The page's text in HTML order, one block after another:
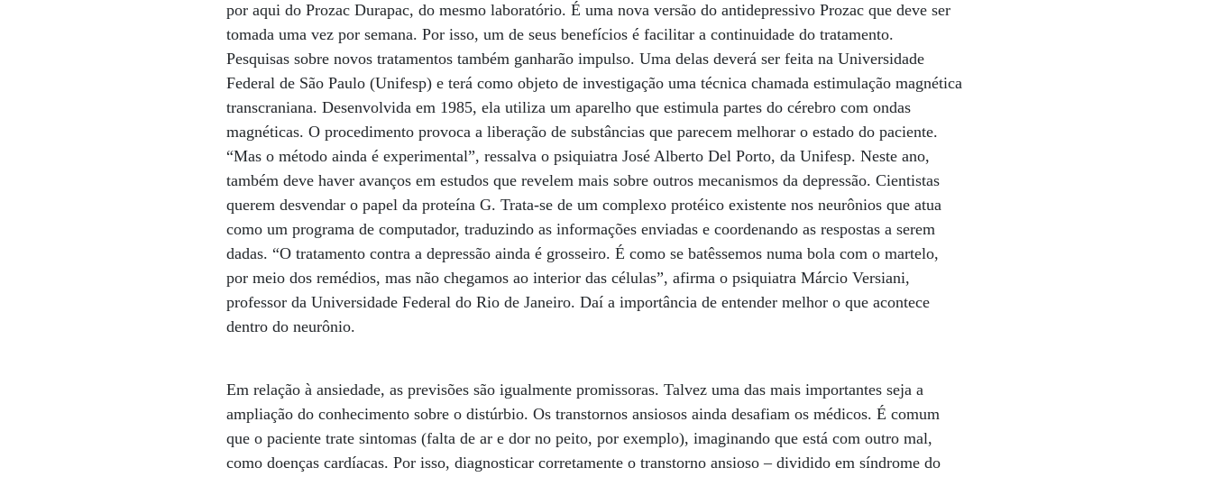
por aqui do Prozac Durapac, do mesmo laboratório. É uma nova versão do antidepressivo Prozac que deve ser
tomada uma vez por semana. Por isso, um de seus benefícios é facilitar a continuidade do tratamento.
Pesquisas sobre novos tratamentos também ganharão impulso. Uma delas deverá ser feita na Universidade
Federal de São Paulo (Unifesp) e terá como objeto de investigação uma técnica chamada estimulação magnética
transcraniana. Desenvolvida em 1985, ela utiliza um aparelho que estimula partes do cérebro com ondas
magnéticas. O procedimento provoca a liberação de substâncias que parecem melhorar o estado do paciente.
“Mas o método ainda é experimental”, ressalva o psiquiatra José Alberto Del Porto, da Unifesp. Neste ano,
também deve haver avanços em estudos que revelem mais sobre outros mecanismos da depressão. Cientistas
querem desvendar o papel da proteína G. Trata-se de um complexo protéico existente nos neurônios que atua
como um programa de computador, traduzindo as informações enviadas e coordenando as respostas a serem
dadas. “O tratamento contra a depressão ainda é grosseiro. É como se batêssemos numa bola com o martelo,
por meio dos remédios, mas não chegamos ao interior das células”, afirma o psiquiatra Márcio Versiani,
professor da Universidade Federal do Rio de Janeiro. Daí a importância de entender melhor o que acontece
dentro do neurônio.
Em relação à ansiedade, as previsões são igualmente promissoras. Talvez uma das mais importantes seja a
ampliação do conhecimento sobre o distúrbio. Os transtornos ansiosos ainda desafiam os médicos. É comum
que o paciente trate sintomas (falta de ar e dor no peito, por exemplo), imaginando que está com outro mal,
como doenças cardíacas. Por isso, diagnosticar corretamente o transtorno ansioso – dividido em síndrome do